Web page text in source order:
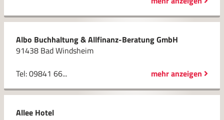
Albo Buchhaltung & Allfinanz-Beratung GmbH
91438 Bad Windsheim
Tel: 09841 66...
mehr anzeigen
Allee Hotel